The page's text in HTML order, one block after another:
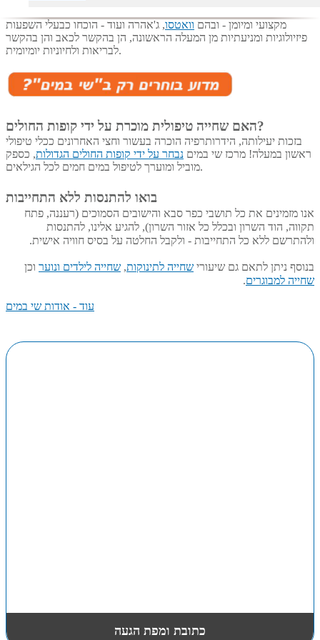
מקצועי ומיומן - ובהם וואטסו, ג'אהרה ועוד - הוכחו כבעלי השפעות
פיזיולוגיות ומניעתיות מן המעלה הראשונה, הן בהקשר לכאב והן בהקשר
לבריאות ולחיוניות יומיומית.
האם שחייה טיפולית מוכרת על ידי קופות החולים?
בזכות יעילותה, הידרותרפיה הוכרה בעשור וחצי האחרונים ככלי טיפולי
ראשון במעלה! מרכז שי במים נבחר על ידי קופות החולים הגדולות, כספק
מוביל ומוערך לטיפול במים חמים לכל הגילאים.
בואו להתנסות ללא התחייבות
אנו מזמינים את כל תושבי כפר סבא והישובים הסמוכים (רעננה, פתח
תקווה, הוד השרון ובכלל כל אזור השרון), להגיע אלינו, להתנסות
ולהתרשם ללא כל התחייבות - ולקבל החלטה על בסיס חוויה אישית.
בנוסף ניתן לתאם גם שיעורי שחייה לתינוקות, שחייה לילדים ונוער וכן
שחייה למבוגרים.
עוד - אודות שי במים
כתובת ומפת הגעה